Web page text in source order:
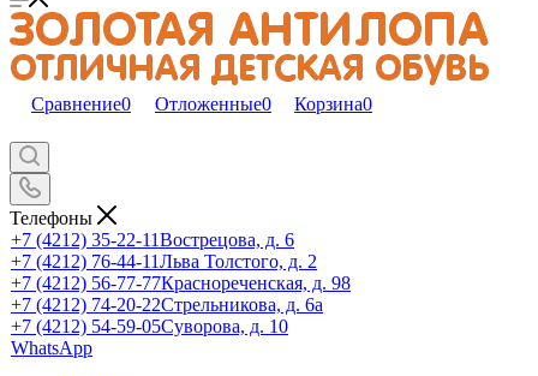
Сравнение0 Отложенные0 Корзина0
Телефоны
+7 (4212) 35-22-11Вострецова, д. 6
+7 (4212) 76-44-11Льва Толстого, д. 2
+7 (4212) 56-77-77Краснореченская, д. 98
+7 (4212) 74-20-22Стрельникова, д. 6а
+7 (4212) 54-59-05Суворова, д. 10
WhatsApp